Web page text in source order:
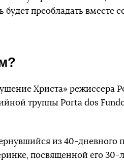
преобладать вместе
Христа» режиссера
труппы Porta dos
из 40-дневного
посвященной его 30-